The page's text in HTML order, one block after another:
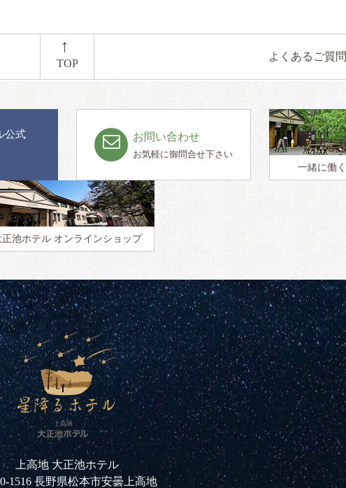
←
TOP
よくあるご質問
公式 お問い合わせ
お気軽に御問合せ下さい
一緒に働く
正池ホテル オンラインショップ
上高地 大正池ホテル
1516 長野県松本市安曇上高地